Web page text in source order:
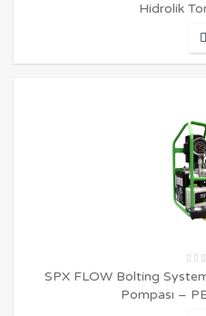
Hidrolik
SPX FLOW Bolting
Pompası –